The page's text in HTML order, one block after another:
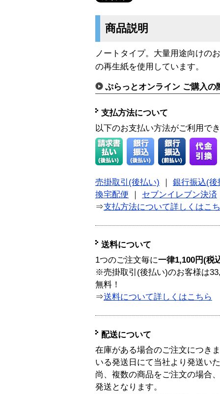
商品説明
ノートタイプ。大量用途向けの
の再生紙を使用しています。
ぷらっとオンライン ご購入の
支払方法について
以下のお支払い方法がご利用で
売掛取引(後払い)
銀行振込(後
換宅配便
セブンイレブン決済
⇒支払方法について詳しくはこ
送料について
1つのご注文毎に一律1,100円(税
※売掛取引(後払い)のお客様は
無料！
⇒送料について詳しくはこちら
配送について
在庫がある場合のご注文につき
いる発送日にて当社より発送い
尚、複数の商品をご注文の場合
発送となります。